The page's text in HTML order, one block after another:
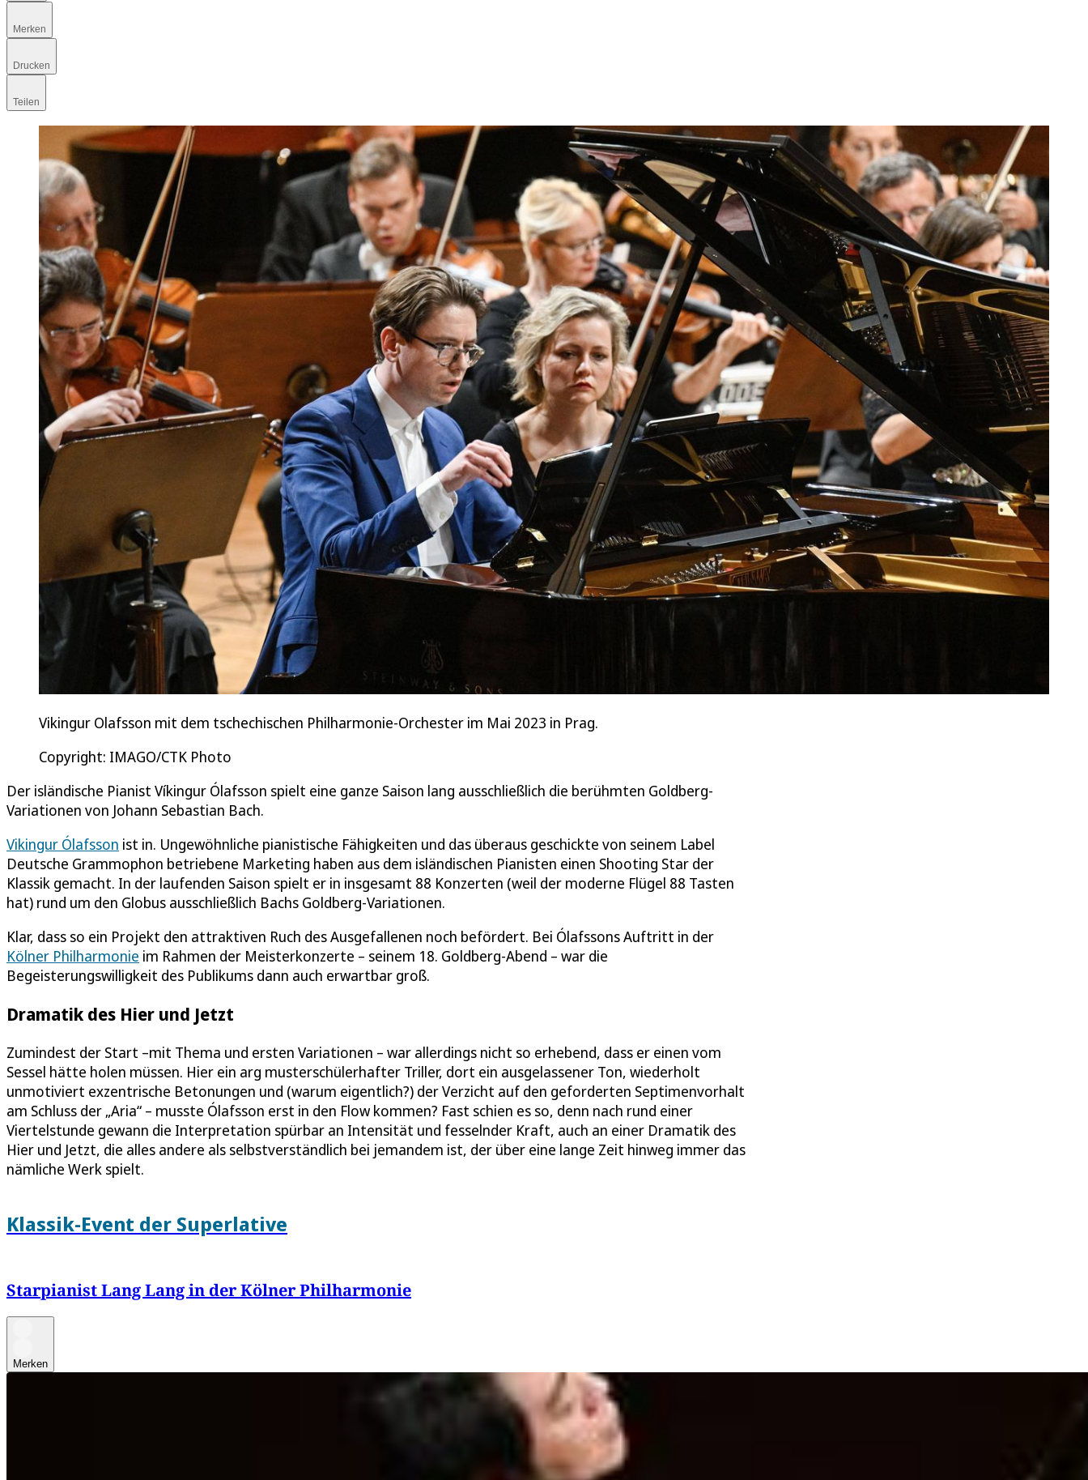
Merken
Drucken
Teilen
Vikingur Olafsson mit dem tschechischen Philharmonie-Orchester im Mai 2023 in Prag.
Copyright: IMAGO/CTK Photo
Der isländische Pianist Víkingur Ólafsson spielt eine ganze Saison lang ausschließlich die berühmten Goldberg-
Variationen von Johann Sebastian Bach.
Vikingur Ólafsson ist in. Ungewöhnliche pianistische Fähigkeiten und das überaus geschickte von seinem Label
Deutsche Grammophon betriebene Marketing haben aus dem isländischen Pianisten einen Shooting Star der
Klassik gemacht. In der laufenden Saison spielt er in insgesamt 88 Konzerten (weil der moderne Flügel 88 Tasten
hat) rund um den Globus ausschließlich Bachs Goldberg-Variationen.
Klar, dass so ein Projekt den attraktiven Ruch des Ausgefallenen noch befördert. Bei Ólafssons Auftritt in der
Kölner Philharmonie im Rahmen der Meisterkonzerte – seinem 18. Goldberg-Abend – war die
Begeisterungswilligkeit des Publikums dann auch erwartbar groß.
Dramatik des Hier und Jetzt
Zumindest der Start –mit Thema und ersten Variationen – war allerdings nicht so erhebend, dass er einen vom
Sessel hätte holen müssen. Hier ein arg musterschülerhafter Triller, dort ein ausgelassener Ton, wiederholt
unmotiviert exzentrische Betonungen und (warum eigentlich?) der Verzicht auf den geforderten Septimenvorhalt
am Schluss der „Aria“ – musste Ólafsson erst in den Flow kommen? Fast schien es so, denn nach rund einer
Viertelstunde gewann die Interpretation spürbar an Intensität und fesselnder Kraft, auch an einer Dramatik des
Hier und Jetzt, die alles andere als selbstverständlich bei jemandem ist, der über eine lange Zeit hinweg immer das
nämliche Werk spielt.
Klassik-Event der Superlative
Starpianist Lang Lang in der Kölner Philharmonie
Merken